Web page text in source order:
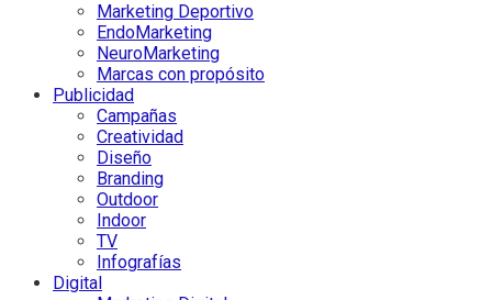
Marketing Deportivo
EndoMarketing
NeuroMarketing
Marcas con propósito
Publicidad
Campañas
Creatividad
Diseño
Branding
Outdoor
Indoor
TV
Infografías
Digital